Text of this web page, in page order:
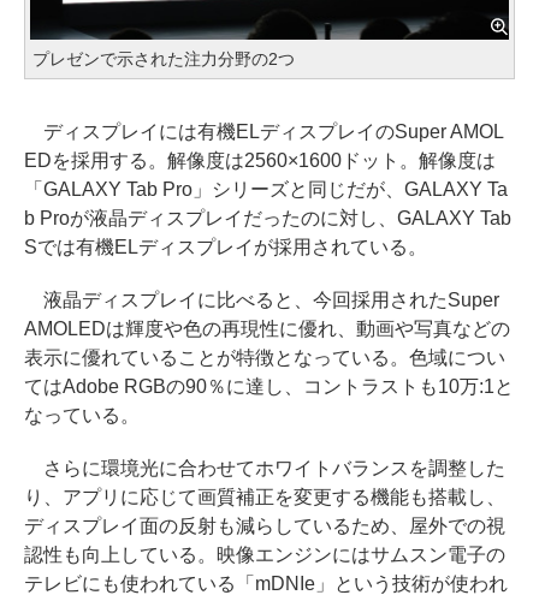
プレゼンで示された注力分野の2つ
ディスプレイには有機ELディスプレイのSuper AMOL
EDを採用する。解像度は2560×1600ドット。解像度は
「GALAXY Tab Pro」シリーズと同じだが、GALAXY Ta
b Proが液晶ディスプレイだったのに対し、GALAXY Tab
Sでは有機ELディスプレイが採用されている。
液晶ディスプレイに比べると、今回採用されたSuper
AMOLEDは輝度や色の再現性に優れ、動画や写真などの
表示に優れていることが特徴となっている。色域につい
てはAdobe RGBの90％に達し、コントラストも10万:1と
なっている。
さらに環境光に合わせてホワイトバランスを調整した
り、アプリに応じて画質補正を変更する機能も搭載し、
ディスプレイ面の反射も減らしているため、屋外での視
認性も向上している。映像エンジンにはサムスン電子の
テレビにも使われている「mDNIe」という技術が使われ